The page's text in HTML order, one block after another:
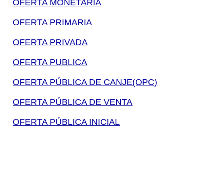
OFERTA MONETARIA
OFERTA PRIMARIA
OFERTA PRIVADA
OFERTA PUBLICA
OFERTA PÚBLICA DE CANJE(OPC)
OFERTA PÚBLICA DE VENTA
OFERTA PÚBLICA INICIAL